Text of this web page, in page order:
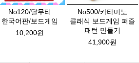
No120/달무티
한국어판/보드게임
10,200원
No500/카타미노
클래식 보드게임 퍼즐
패턴 만들기
41,900원